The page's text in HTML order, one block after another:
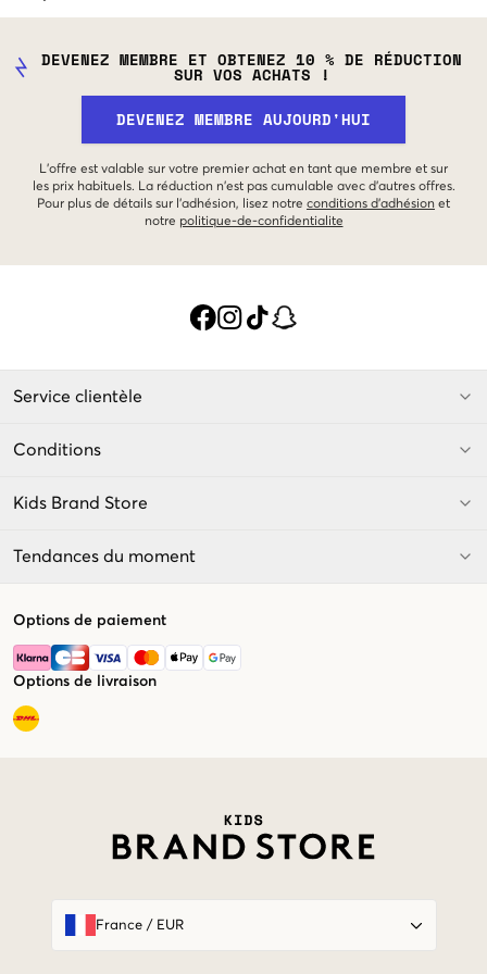
DEVENEZ MEMBRE ET OBTENEZ 10 % DE RÉDUCTION
SUR VOS ACHATS !
DEVENEZ MEMBRE AUJOURD'HUI
L'offre est valable sur votre premier achat en tant que membre et sur
les prix habituels. La réduction n'est pas cumulable avec d'autres offres.
Pour plus de détails sur l'adhésion, lisez notre conditions d'adhésion et
notre politique-de-confidentialite
Service clientèle
Conditions
Kids Brand Store
Tendances du moment
Options de paiement
Options de livraison
France/ EUR